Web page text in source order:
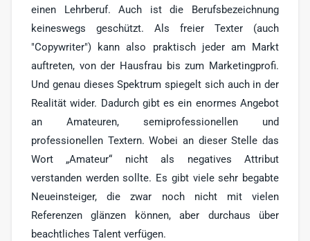
einen Lehrberuf. Auch ist die Berufsbezeichnung
keineswegs geschützt. Als freier Texter (auch
"Copywriter") kann also praktisch jeder am Markt
auftreten, von der Hausfrau bis zum Marketingprofi.
Und genau dieses Spektrum spiegelt sich auch in der
Realität wider. Dadurch gibt es ein enormes Angebot
an Amateuren, semiprofessionellen und
professionellen Textern. Wobei an dieser Stelle das
Wort „Amateur“ nicht als negatives Attribut
verstanden werden sollte. Es gibt viele sehr begabte
Neueinsteiger, die zwar noch nicht mit vielen
Referenzen glänzen können, aber durchaus über
beachtliches Talent verfügen.